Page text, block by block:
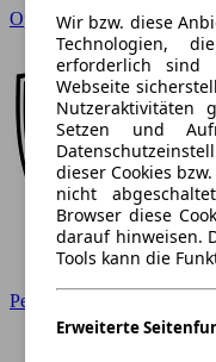
Opel
Peugeot
Wir bzw. diese
Technologien,
erforderlich sind
Webseite
Nutzeraktivitäten
Setzen und
dieser Cookies
nicht
Browser diese
darauf hinweisen.
Tools kann die
Erweiterte